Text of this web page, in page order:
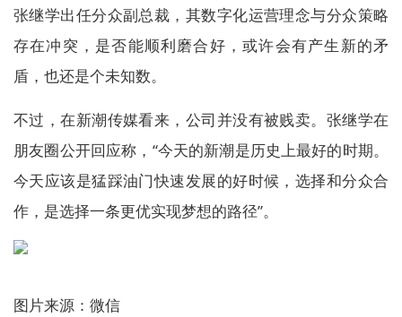
张继学出任分众副总裁，其数字化运营理念与分众策略
存在冲突，是否能顺利磨合好，或许会有产生新的矛
盾，也还是个未知数。
不过，在新潮传媒看来，公司并没有被贱卖。张继学在
朋友圈公开回应称，“今天的新潮是历史上最好的时期。
今天应该是猛踩油门快速发展的好时候，选择和分众合
作，是选择一条更优实现梦想的路径”。
图片来源：微信